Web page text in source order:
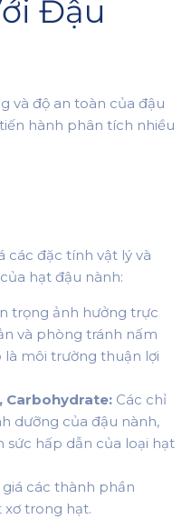
Đậu
và độ an toàn của đậu
hành phân tích nhiều
các đặc tính vật lý và
hạt đậu nành:
trọng ảnh hưởng trực
và phòng tránh nấm
môi trường thuận lợi
Carbohydrate: Các chỉ
dưỡng của đậu nành,
sức hấp dẫn của loại hạt
các thành phần
xơ trong hạt.